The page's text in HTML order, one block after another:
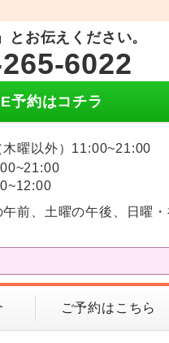
とお伝えください。
6022
予約はコチラ
木曜以外）11:00~21:00
午前、土曜の午後、日曜
ご予約はこちら